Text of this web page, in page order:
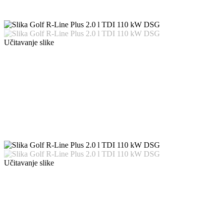
Učitavanje slike
Učitavanje slike